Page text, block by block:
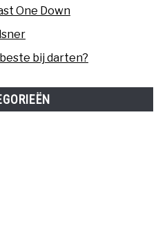
One Down
bij darten?